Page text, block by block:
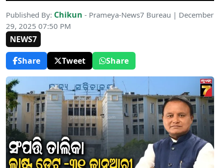
Published By: Chikun - Prameya-News7 Bureau | December
29, 2025 07:50 PM
NEWS7
Share
Tweet Share